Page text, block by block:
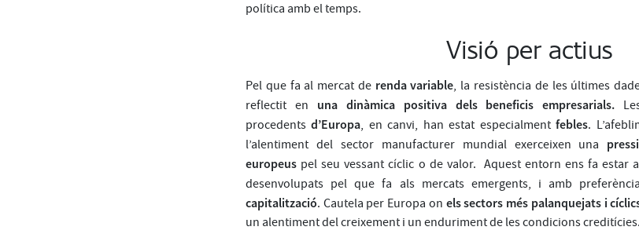
política amb el temps.
Visió per actius
Pel que fa al mercat de renda variable, la resistència de les últimes
reflectit en una dinàmica positiva dels beneficis empresarials.
procedentsd’Europa, en canvi, han estat especialmentfebles.
l’alentiment del sector manufacturer mundial exerceixen una
europeus pel seu vessant cíclic o de valor. Aquest entorn ens fa estar
desenvolupats pel que fa als mercats emergents, i amb
capitalització. Cautela per Europa on els sectors més palanquejats i
un alentiment del creixement i un enduriment de les condicions creditícies.